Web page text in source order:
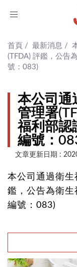
Toggle
首頁 / 最新消息 /
(TFDA) 評鑑，公告
號：083)
本公司通
管理署
福利部認
編號：
文章更新日期 :
本公司通過衛
鑑，公告為衛
編號：083)